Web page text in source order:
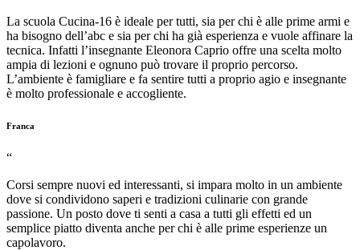
La scuola Cucina-16 è ideale per tutti, sia per chi è alle prime armi e
ha bisogno dell’abc e sia per chi ha già esperienza e vuole affinare la
tecnica. Infatti l’insegnante Eleonora Caprio offre una scelta molto
ampia di lezioni e ognuno può trovare il proprio percorso.
L’ambiente è famigliare e fa sentire tutti a proprio agio e insegnante
è molto professionale e accogliente.
Franca
“
Corsi sempre nuovi ed interessanti, si impara molto in un ambiente
dove si condividono saperi e tradizioni culinarie con grande
passione. Un posto dove ti senti a casa a tutti gli effetti ed un
semplice piatto diventa anche per chi è alle prime esperienze un
capolavoro.